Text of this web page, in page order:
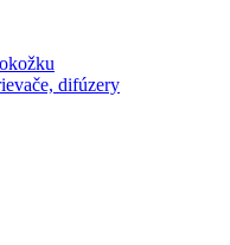
difúzery